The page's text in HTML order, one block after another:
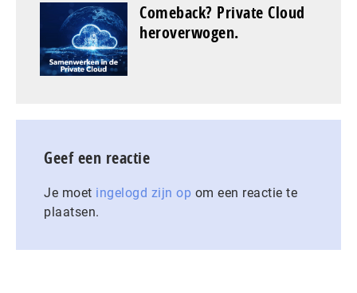
Comeback? Private Cloud
heroverwogen.
Geef een reactie
Je moet ingelogd zijn op om een reactie te
plaatsen.